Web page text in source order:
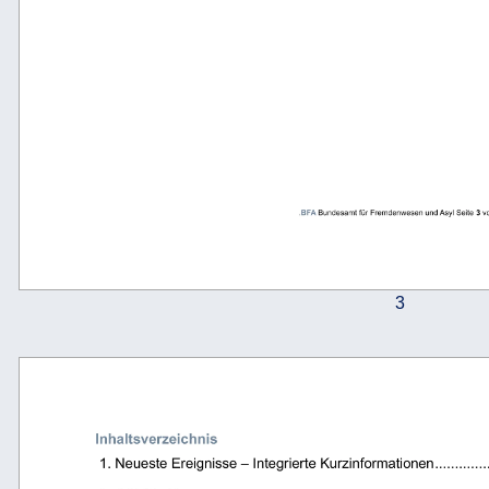
.BFA Bundesamt für Fremdenwesen und Asyl Seite 3
3
Inhaltsverzeichnis
1. Neueste Ereignisse – Integrierte Kurzinformationen